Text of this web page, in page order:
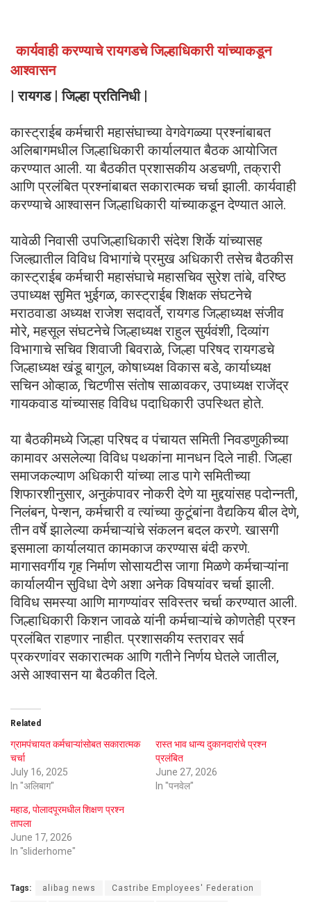
कार्यवाही करण्याचे रायगडचे जिल्हाधिकारी यांच्याकडून
आश्वासन
| रायगड | जिल्हा प्रतिनिधी |
कास्ट्राईब कर्मचारी महासंघाच्या वेगवेगळ्या प्रश्नांबाबत
अलिबागमधील जिल्हाधिकारी कार्यालयात बैठक आयोजित
करण्यात आली. या बैठकीत प्रशासकीय अडचणी, तक्रारी
आणि प्रलंबित प्रश्नांबाबत सकारात्मक चर्चा झाली. कार्यवाही
करण्याचे आश्वासन जिल्हाधिकारी यांच्याकडून देण्यात आले.
यावेळी निवासी उपजिल्हाधिकारी संदेश शिर्के यांच्यासह
जिल्ह्यातील विविध विभागांचे प्रमुख अधिकारी तसेच बैठकीस
कास्ट्राईब कर्मचारी महासंघाचे महासचिव सुरेश तांबे, वरिष्ठ
उपाध्यक्ष सुमित भुईगळ, कास्ट्राईब शिक्षक संघटनेचे
मराठवाडा अध्यक्ष राजेश सदावर्ते, रायगड जिल्हाध्यक्ष संजीव
मोरे, महसूल संघटनेचे जिल्हाध्यक्ष राहुल सुर्यवंशी, दिव्यांग
विभागाचे सचिव शिवाजी बिवराळे, जिल्हा परिषद रायगडचे
जिल्हाध्यक्ष खंडू बागुल, कोषाध्यक्ष विकास बडे, कार्याध्यक्ष
सचिन ओव्हाळ, चिटणीस संतोष साळावकर, उपाध्यक्ष राजेंद्र
गायकवाड यांच्यासह विविध पदाधिकारी उपस्थित होते.
या बैठकीमध्ये जिल्हा परिषद व पंचायत समिती निवडणुकीच्या
कामावर असलेल्या विविध पथकांना मानधन दिले नाही. जिल्हा
समाजकल्याण अधिकारी यांच्या लाड पागे समितीच्या
शिफारशीनुसार, अनुकंपावर नोकरी देणे या मुद्दयांसह पदोन्नती,
निलंबन, पेन्शन, कर्मचारी व त्यांच्या कुटूंबांना वैद्यकिय बील देणे,
तीन वर्षे झालेल्या कर्मचाऱ्यांचे संकलन बदल करणे. खासगी
इसमाला कार्यालयात कामकाज करण्यास बंदी करणे.
मागासवर्गीय गृह निर्माण सोसायटीस जागा मिळणे कर्मचाऱ्यांना
कार्यालयीन सुविधा देणे अशा अनेक विषयांवर चर्चा झाली.
विविध समस्या आणि मागण्यांवर सविस्तर चर्चा करण्यात आली.
जिल्हाधिकारी किशन जावळे यांनी कर्मचाऱ्यांचे कोणतेही प्रश्न
प्रलंबित राहणार नाहीत. प्रशासकीय स्तरावर सर्व
प्रकरणांवर सकारात्मक आणि गतीने निर्णय घेतले जातील,
असे आश्वासन या बैठकीत दिले.
Related
ग्रामपंचायत कर्मचाऱ्यांसोबत सकारात्मक
चर्चा
July 16, 2025
In "अलिबाग"
रास्त भाव धान्य दुकानदारांचे प्रश्न
प्रलंबित
June 27, 2026
In "पनवेल"
महाड, पोलादपूरमधील शिक्षण प्रश्न
तापला
June 17, 2026
In "sliderhome"
Tags: alibag news Castribe Employees' Federation